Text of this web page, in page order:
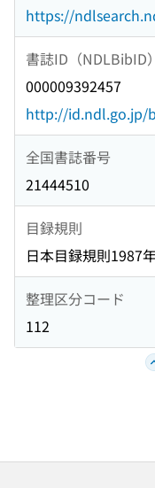
https://
書誌ID（NDLBibID）
000009392457
http://id.ndl.go.jp/
全国書誌番号
21444510
目録規則
日本目録規則1987
整理区分コード
112